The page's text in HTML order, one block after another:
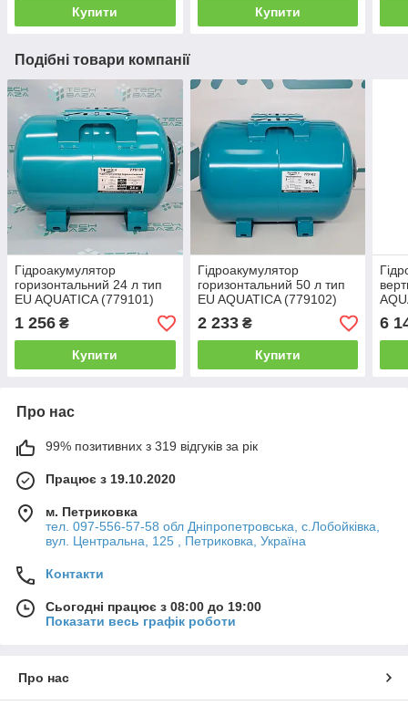
Купити Купити
Подібні товари компанії
Гідроакумулятор
горизонтальний 24 л тип
EU AQUATICA (779101)
1 256 ₴
Купити
Гідроакумулятор
горизонтальний 50 л тип
EU AQUATICA (779102)
2 233₴
Купити
6
Про нас
99% позитивних з 319 відгуків за рік
Працює з 19.10.2020
м. Петриковка
тел. 097-556-57-58 обл Дніпропетровська, с.Лобойківка,
вул. Центральна, 125 , Петриковка, Україна
Контакти
Сьогодні працює з 08:00 до 19:00
Показати весь графік роботи
Про нас